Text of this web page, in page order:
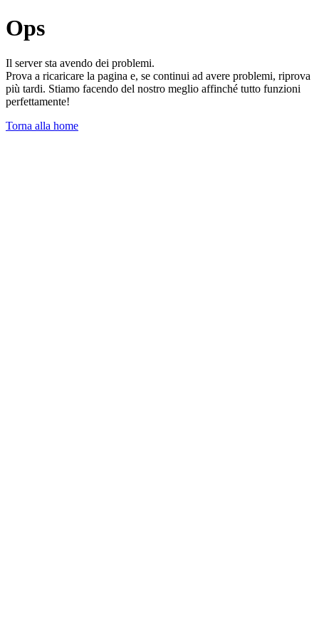
Ops
Il server sta avendo dei problemi.
Prova a ricaricare la pagina e, se continui ad avere problemi, riprova
più tardi. Stiamo facendo del nostro meglio affinché tutto funzioni
perfettamente!
Torna alla home